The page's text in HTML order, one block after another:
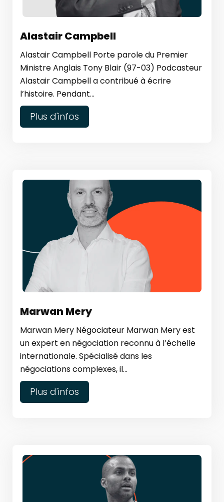
Alastair Campbell
Alastair Campbell Porte parole du Premier
Ministre Anglais Tony Blair (97-03) Podcasteur
Alastair Campbell a contribué à écrire
l’histoire. Pendant...
Plus d'infos
Marwan Mery
Marwan Mery Négociateur Marwan Mery est
un expert en négociation reconnu à l’échelle
internationale. Spécialisé dans les
négociations complexes, il...
Plus d'infos